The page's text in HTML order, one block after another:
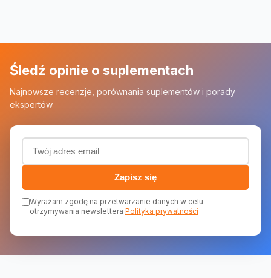
Śledź opinie o suplementach
Najnowsze recenzje, porównania suplementów i porady
ekspertów
Adres email (wymagany)
Zapisz się
Wyrażam zgodę na przetwarzanie danych w celu
otrzymywania newslettera Polityka prywatności